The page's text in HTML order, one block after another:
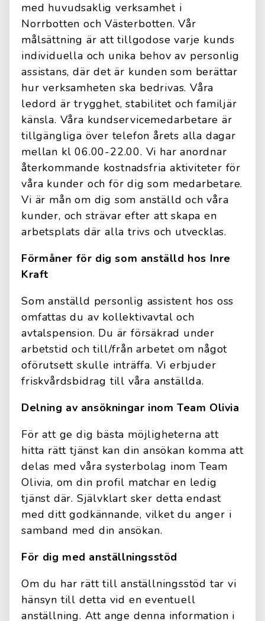
med huvudsaklig verksamhet i
Norrbotten och Västerbotten. Vår
målsättning är att tillgodose varje kunds
individuella och unika behov av personlig
assistans, där det är kunden som berättar
hur verksamheten ska bedrivas. Våra
ledord är trygghet, stabilitet och familjär
känsla. Våra kundservicemedarbetare är
tillgängliga över telefon årets alla dagar
mellan kl 06.00-22.00. Vi har anordnar
återkommande kostnadsfria aktiviteter för
våra kunder och för dig som medarbetare.
Vi är mån om dig som anställd och våra
kunder, och strävar efter att skapa en
arbetsplats där alla trivs och utvecklas.
Förmåner för dig som anställd hos Inre
Kraft
Som anställd personlig assistent hos oss
omfattas du av kollektivavtal och
avtalspension. Du är försäkrad under
arbetstid och till/från arbetet om något
oförutsett skulle inträffa. Vi erbjuder
friskvårdsbidrag till våra anställda.
Delning av ansökningar inom Team Olivia
För att ge dig bästa möjligheterna att
hitta rätt tjänst kan din ansökan komma att
delas med våra systerbolag inom Team
Olivia, om din profil matchar en ledig
tjänst där. Självklart sker detta endast
med ditt godkännande, vilket du anger i
samband med din ansökan.
För dig med anställningsstöd
Om du har rätt till anställningsstöd tar vi
hänsyn till detta vid en eventuell
anställning. Att ange denna information i